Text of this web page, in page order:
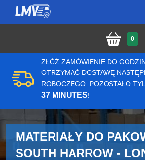
0
ZŁÓŻ ZAMÓWIENIE DO
OTRZYMAĆ DOSTAWĘ
ROBOCZEGO. POZOSTAŁO
37 MINUTES!
MATERIAŁY DO
SOUTH HARROW -